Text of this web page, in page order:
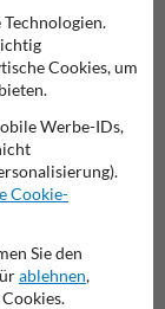
Cookies, um
Werbe-IDs,
Cookie-
Sie den
ablehnen,